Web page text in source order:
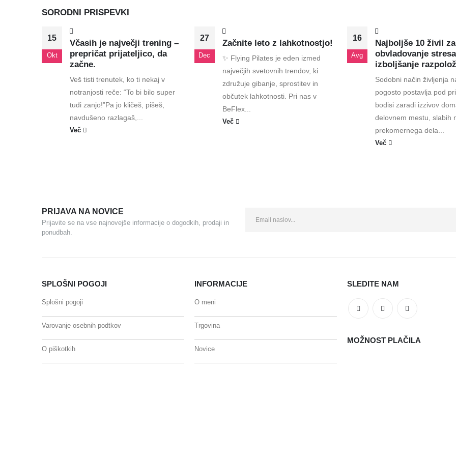
SORODNI PRISPEVKI
15
Okt
Včasih je največji trening –
prepričat prijateljico, da
začne.
Veš tisti trenutek, ko ti nekaj v
notranjosti reče: “To bi bilo super
tudi zanjo!”Pa jo kličeš, pišeš,
navdušeno razlagaš,...
Več
27
Dec
Začnite leto z lahkotnostjo!
✨ Flying Pilates je eden izmed
največjih svetovnih trendov, ki
združuje gibanje, sprostitev in
občutek lahkotnosti. Pri nas v
BeFlex...
Več
16
Avg
Najboljše 10 živil za
obvladovanje
izboljšanje
Sodobni način življenja
pogosto postavlja pod
bodisi zaradi izzivov
delovnem mestu, slabih
prekomernega dela...
Več
PRIJAVA NA NOVICE
Prijavite se na vse najnovejše informacije o dogodkih, prodaji in
ponudbah.
SPLOŠNI POGOJI
Splošni pogoji
Varovanje osebnih podtkov
O piškotkih
INFORMACIJE
O meni
Trgovina
Novice
SLEDITE NAM
MOŽNOST PLAČILA